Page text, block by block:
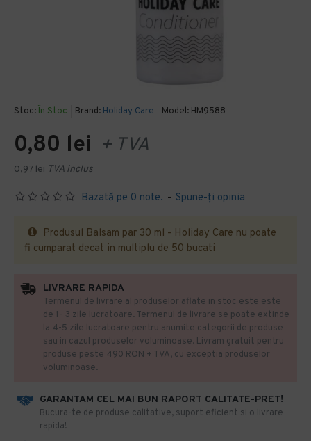
Stoc: În Stoc Brand: Holiday Care Model: HM9588
Bazată pe 0 note. - Spune-ţi opinia
0,80 lei + TVA
0,97 lei TVA inclus
Produsul Balsam par 30 ml - Holiday Care nu poate
fi cumparat decat in multiplu de 50 bucati
GARANTAM CEL MAI BUN RAPORT CALITATE-PRET!
​Bucura-te de produse calitative, suport eficient si o livrare
rapida!
LIVRARE RAPIDA
Termenul de livrare al produselor aflate in stoc este este
de 1- 3 zile lucratoare. Termenul de livrare se poate extinde
la 4-5 zile lucratoare pentru anumite categorii de produse
sau in cazul produselor voluminoase. Livram gratuit pentru
produse peste 490 RON + TVA, cu exceptia produselor
voluminoase.